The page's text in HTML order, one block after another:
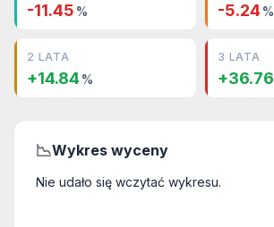
-11.45 % -5.24 %
2 LATA
+14.84 %
3 LATA
+36.76
📉Wykres wyceny
Nie udało się wczytać wykresu.